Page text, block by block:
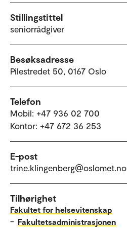
Stillingstittel
seniorrådgiver
Besøksadresse
Pilestredet 50, 0167 Oslo
Telefon
Mobil: +47 936 02 700
Kontor: +47 672 36 253
E-post
trine.klingenberg@oslomet.no
Tilhørighet
Fakultet for helsevitenskap
– Fakultetsadministrasjonen